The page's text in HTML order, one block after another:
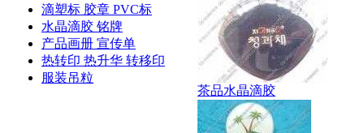
滴塑标 胶章 PVC标
水晶滴胶 铭牌
产品画册 宣传单
热转印 热升华 转移印
服装吊粒
茶品水晶滴胶